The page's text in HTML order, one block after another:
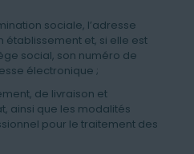
sociale, l’adresse
et, si elle est
social, son numéro de
électronique ;
de livraison et
ainsi que les modalités
pour le traitement des